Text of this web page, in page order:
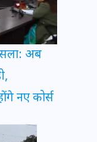
अब
नए कोर्स